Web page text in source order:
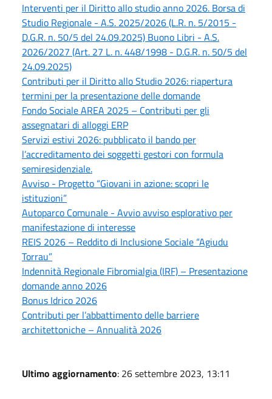
Interventi per il Diritto allo studio anno 2026. Borsa di
Studio Regionale - A.S. 2025/2026 (L.R. n. 5/2015 -
D.G.R. n. 50/5 del 24.09.2025) Buono Libri - A.S.
2026/2027 (Art. 27 L. n. 448/1998 - D.G.R. n. 50/5 del
24.09.2025)
Contributi per il Diritto allo Studio 2026: riapertura
termini per la presentazione delle domande
Fondo Sociale AREA 2025 – Contributi per gli
assegnatari di alloggi ERP
Servizi estivi 2026: pubblicato il bando per
l’accreditamento dei soggetti gestori con formula
semiresidenziale.
Avviso - Progetto “Giovani in azione: scopri le
istituzioni”
Autoparco Comunale - Avvio avviso esplorativo per
manifestazione di interesse
REIS 2026 – Reddito di Inclusione Sociale “Agiudu
Torrau”
Indennità Regionale Fibromialgia (IRF) – Presentazione
domande anno 2026
Bonus Idrico 2026
Contributi per l’abbattimento delle barriere
architettoniche – Annualità 2026
Ultimo aggiornamento: 26 settembre 2023, 13:11